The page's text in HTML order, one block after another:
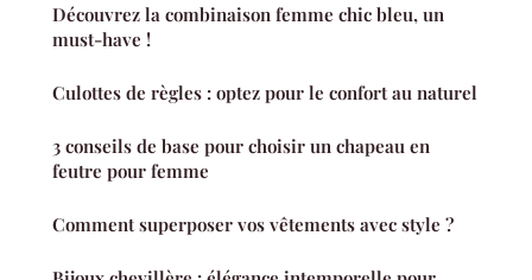
Découvrez la combinaison femme chic bleu, un
must-have !
Culottes de règles : optez pour le confort au naturel
3 conseils de base pour choisir un chapeau en
feutre pour femme
Comment superposer vos vêtements avec style ?